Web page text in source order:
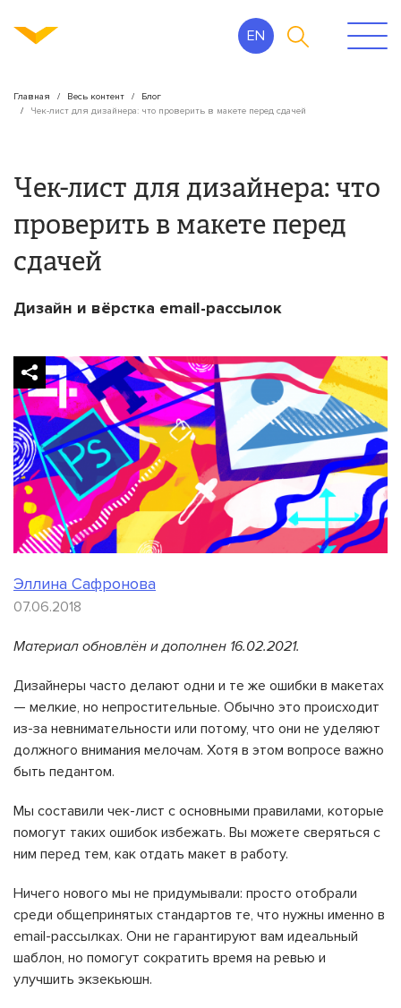
EN
Главная Весь контент
Блог
Чек-лист для дизайнера: что проверить в макете перед сдачей
Чек-лист для дизайнера: что
проверить в макете перед
сдачей
Дизайн и вёрстка email-рассылок
Эллина Сафронова
07.06.2018
Материал обновлён и дополнен 16.02.2021.
Дизайнеры часто делают одни и те же ошибки в макетах
— мелкие, но непростительные. Обычно это происходит
из-за невнимательности или потому, что они не уделяют
должного внимания мелочам. Хотя в этом вопросе важно
быть педантом.
Мы составили чек-лист с основными правилами, которые
помогут таких ошибок избежать. Вы можете сверяться с
ним перед тем, как отдать макет в работу.
Ничего нового мы не придумывали: просто отобрали
среди общепринятых стандартов те, что нужны именно в
email-рассылках. Они не гарантируют вам идеальный
шаблон, но помогут сократить время на ревью и
улучшить экзекьюшн.